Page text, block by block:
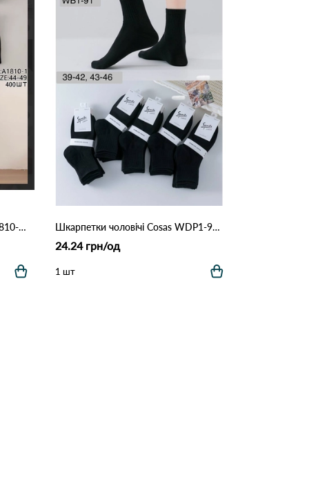
Шкарпетки чоловічі Корона A1810-1 Чорний Шкарпетки чоловічі Cosas WDP1-91 Різні кольори
24.24 грн/од
1 шт